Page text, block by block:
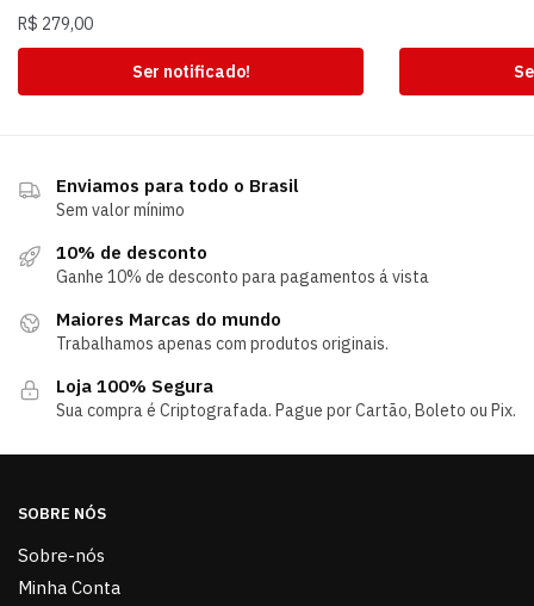
R$ 279,00
Ser notificado!
Enviamos para todo o Brasil
Sem valor mínimo
10% de desconto
Ganhe 10% de desconto para pagamentos á vista
Maiores Marcas do mundo
Trabalhamos apenas com produtos originais.
Loja 100% Segura
Sua compra é Criptografada. Pague por Cartão, Boleto ou Pix.
SOBRE NÓS
Sobre-nós
Minha Conta